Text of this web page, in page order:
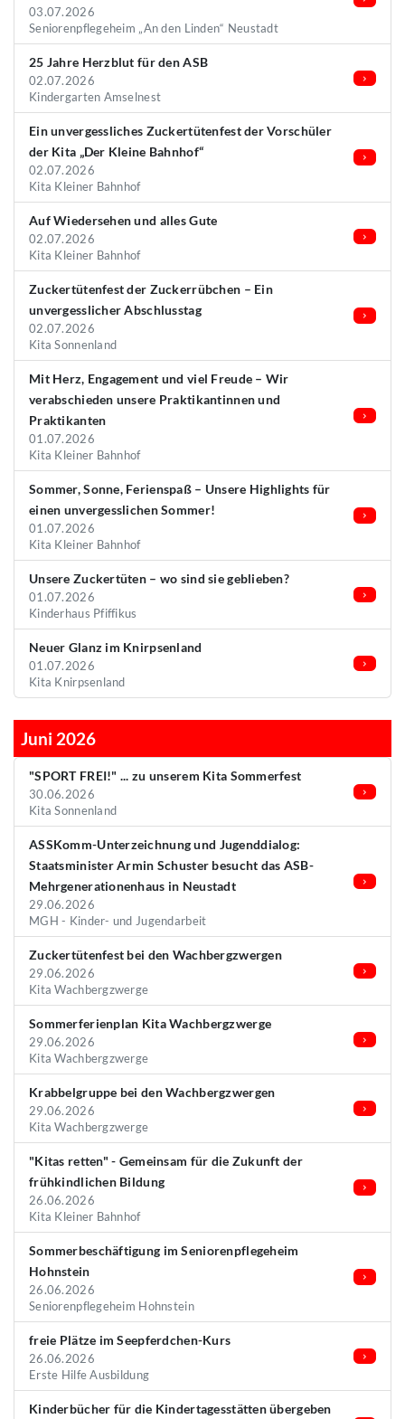
03.07.2026
Seniorenpflegeheim „An den Linden“ Neustadt
25 Jahre Herzblut für den ASB
02.07.2026
Kindergarten Amselnest
Ein unvergessliches Zuckertütenfest der Vorschüler
der Kita „Der Kleine Bahnhof“
02.07.2026
Kita Kleiner Bahnhof
Auf Wiedersehen und alles Gute
02.07.2026
Kita Kleiner Bahnhof
Zuckertütenfest der Zuckerrübchen – Ein
unvergesslicher Abschlusstag
02.07.2026
Kita Sonnenland
Mit Herz, Engagement und viel Freude – Wir
verabschieden unsere Praktikantinnen und
Praktikanten
01.07.2026
Kita Kleiner Bahnhof
Sommer, Sonne, Ferienspaß – Unsere Highlights für
einen unvergesslichen Sommer!
01.07.2026
Kita Kleiner Bahnhof
Unsere Zuckertüten – wo sind sie geblieben?
01.07.2026
Kinderhaus Pfiffikus
Neuer Glanz im Knirpsenland
01.07.2026
Kita Knirpsenland
Juni 2026
"SPORT FREI!" ... zu unserem Kita Sommerfest
30.06.2026
Kita Sonnenland
ASSKomm-Unterzeichnung und Jugenddialog:
Staatsminister Armin Schuster besucht das ASB-
Mehrgenerationenhaus in Neustadt
29.06.2026
MGH - Kinder- und Jugendarbeit
Zuckertütenfest bei den Wachbergzwergen
29.06.2026
Kita Wachbergzwerge
Sommerferienplan Kita Wachbergzwerge
29.06.2026
Kita Wachbergzwerge
Krabbelgruppe bei den Wachbergzwergen
29.06.2026
Kita Wachbergzwerge
"Kitas retten" - Gemeinsam für die Zukunft der
frühkindlichen Bildung
26.06.2026
Kita Kleiner Bahnhof
Sommerbeschäftigung im Seniorenpflegeheim
Hohnstein
26.06.2026
Seniorenpflegeheim Hohnstein
freie Plätze im Seepferdchen-Kurs
26.06.2026
Erste Hilfe Ausbildung
Kinderbücher für die Kindertagesstätten übergeben